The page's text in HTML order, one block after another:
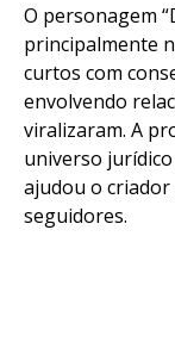
O personagem
principalmente
curtos com
envolvendo
viralizaram. A
universo
ajudou o
seguidores.